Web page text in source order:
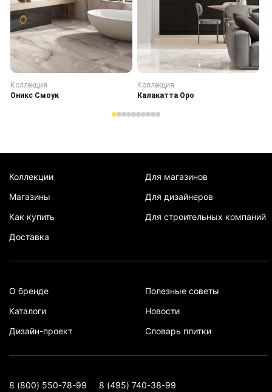
Коллекция
Оникс Смоук
Коллекция
Калакатта Оро
Коллекции
Магазины
Как купить
Доставка
Для магазинов
Для дизайнеров
Для строительных компаний
О бренде
Каталоги
Дизайн-проект
Полезные советы
Новости
Словарь плитки
8 (800) 550-78-99 8 (495) 740-38-99